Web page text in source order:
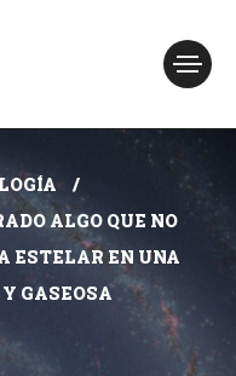
ALGO QUE NO
ESTELAR EN UNA
GASEOSA